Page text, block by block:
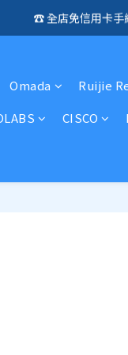
🛍️  全店
☎️ 全店免信用卡手
Omada
Ruijie
CISCO